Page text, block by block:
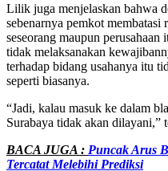
Lilik juga menjelaskan bahwa
sebenarnya pemkot membatasi
seseorang maupun perusahaan
tidak melaksanakan
terhadap bidang usahanya itu
seperti biasanya.
“Jadi, kalau masuk ke dalam
Surabaya tidak akan dilayani,”
BACA JUGA : Puncak Arus
Tercatat Melebihi Prediksi